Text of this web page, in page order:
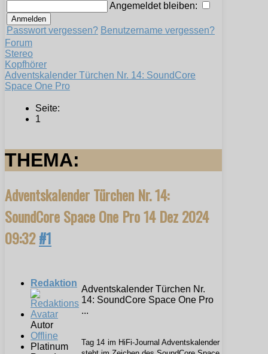
Angemeldet bleiben:
Passwort vergessen? Benutzername vergessen?
Forum
Stereo
Kopfhörer
Adventskalender Türchen Nr. 14: SoundCore
Space One Pro
Seite:
1
THEMA:
Adventskalender Türchen Nr. 14:
SoundCore Space One Pro14 Dez 2024
09:32#1
Redaktion
Autor
Offline
Platinum
Adventskalender Türchen Nr.
14: SoundCore Space One Pro
...
Tag 14 im HiFi-Journal Adventskalender